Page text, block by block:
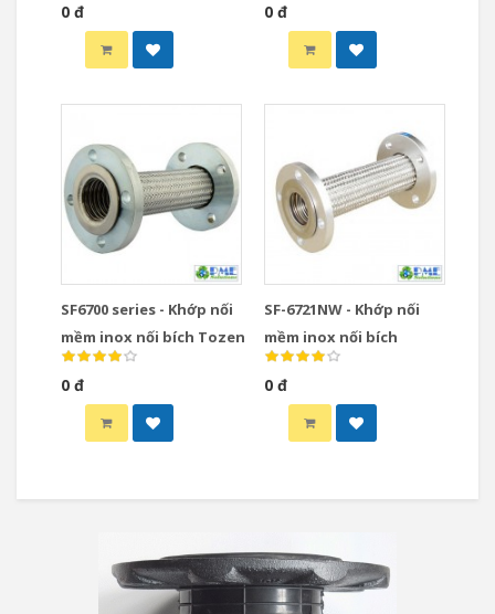
0 đ 0 đ
SF6700 series - Khớp nối
mềm inox nối bích Tozen
0 đ
SF-6721NW - Khớp nối
mềm inox nối bích
0 đ